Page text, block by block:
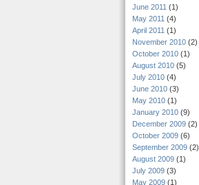
June 2011 (1)
May 2011 (4)
April 2011 (1)
November 2010 (2)
October 2010 (1)
August 2010 (5)
July 2010 (4)
June 2010 (3)
May 2010 (1)
January 2010 (9)
December 2009 (2)
October 2009 (6)
September 2009 (2)
August 2009 (1)
July 2009 (3)
May 2009 (1)